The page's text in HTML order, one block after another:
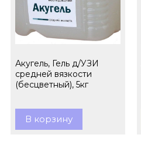
Акугель, Гель д/УЗИ
средней вязкости
(бесцветный), 5кг
В корзину